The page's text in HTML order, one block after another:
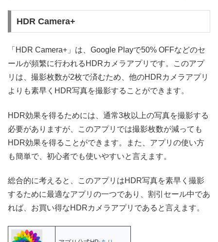
HDR Camera+
「HDR Camera+」は、Google Playで50% OFFなどのセ
ールが頻繁に行われるHDRカメラアプリです。このアプ
リは、撮影枚数が2枚で済むため、他のHDRカメラアプリ
よりも素早くHDR写真を撮影することができます。
HDR効果を得るためには、通常3枚以上の写真を撮影する
必要がありますが、このアプリでは撮影枚数が減っても
HDR効果を得ることができます。また、アプリの使い方
も簡単で、初心者でも使いやすいと言えます。
総合的に考えると、このアプリはHDR写真を素早く撮影
するために最適なアプリの一つであり、割引セール中であ
れば、お買い得なHDRカメラアプリであると言えます。